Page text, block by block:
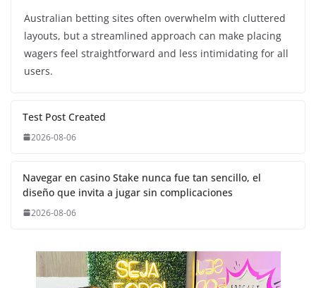
Australian betting sites often overwhelm with cluttered
layouts, but a streamlined approach can make placing
wagers feel straightforward and less intimidating for all
users.
Test Post Created
2026-08-06
Navegar en casino Stake nunca fue tan sencillo, el
diseño que invita a jugar sin complicaciones
2026-08-06